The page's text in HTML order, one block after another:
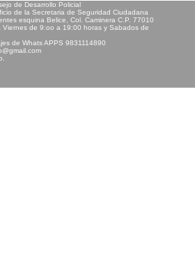
de Desarrollo Policial
de la Secretaria de Seguridad Ciudadana
esquina Belice, Col. Caminera C.P. 77010
de 9:oo a 19:00 horas y Sabados de
de Whats APPS 9831114890